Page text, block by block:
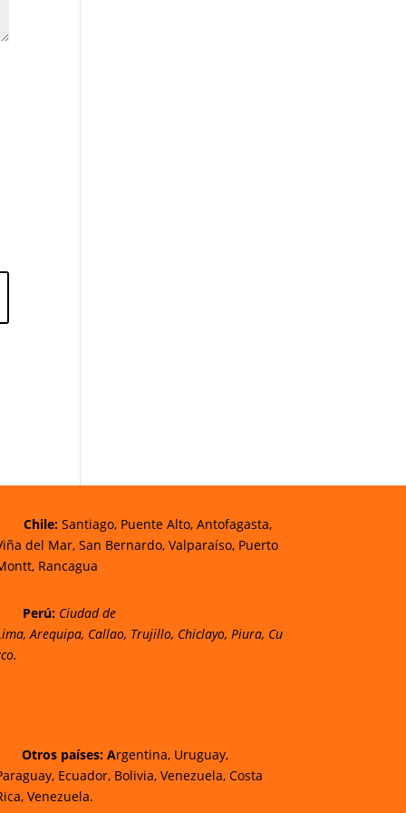
Chile:Santiago, Puente Alto, Antofagasta,
del Mar, San Bernardo, Valparaíso, Puerto
Rancagua
Perú: Ciudad de
,Arequipa, Callao, Trujillo, Chiclayo, Piura, Cu
Otros países: Argentina, Uruguay,
Ecuador, Bolivia, Venezuela, Costa
Venezuela.